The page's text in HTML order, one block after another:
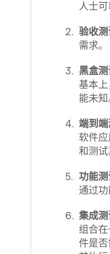
人士
验收
需求
黑盒
基本
能未知
端到
软件
和测试
功能
通过
集成
组合
件是